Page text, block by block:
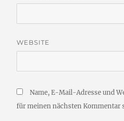
WEBSITE
Name, E-Mail-Adresse und
für meinen nächsten Kommentar